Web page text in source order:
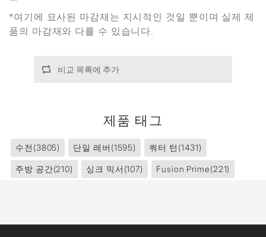
*여기에 묘사된 마감재는 지시적인 것일 뿐이며 실제 제
품의 마감재와 다를 수 있습니다.
비교 목록에 추가
제품 태그
수전 (3805) 단일 레버 (1595) 쿼터 턴 (1431)
주방 공간(210) 싱크 믹서 (107) Fusion Prime(221)